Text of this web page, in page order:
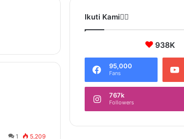
1 5,209
Ikuti Kami❤️‍🔥
938K
95,000
Fans
767k
Followers